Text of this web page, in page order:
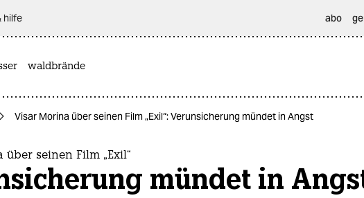
hilfe abo
waldbrände
Visar Morina über seinen Film „Exil“: Verunsicherung mündet in Angst
seinen Film „Exil“
mündet in